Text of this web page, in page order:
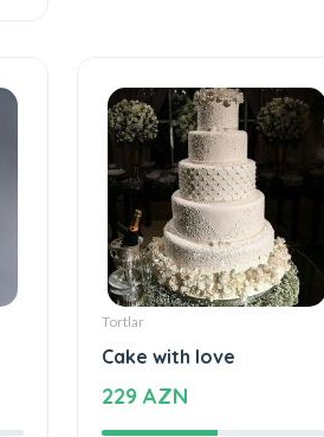
Tortlar
Cake with love
229 AZN